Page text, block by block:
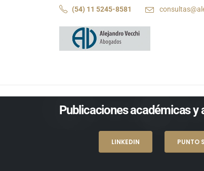
(54) 11 5245-8581
Publicaciones académicas
LINKEDIN PUNTO